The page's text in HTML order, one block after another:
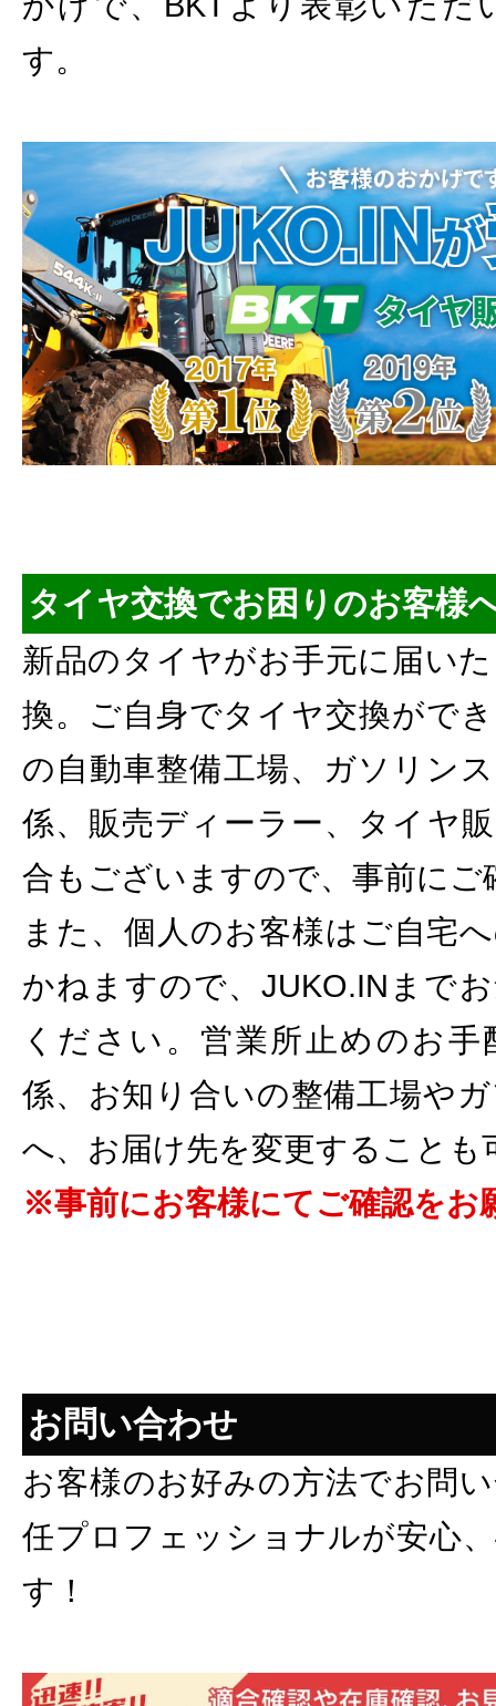
す。
タイヤ交換でお困りのお客様
新品のタイヤがお手元に届い
換。ご自身でタイヤ交換がで
の自動車整備工場、ガソリン
係、販売ディーラー、タイヤ
合もございますので、事前にご
また、個人のお客様はご自宅
かねますので、JUKO.INまで
ください。営業所止めのお
係、お知り合いの整備工場や
へ、お届け先を変更することも
※事前にお客様にてご確認をお
お問い合わせ
お客様のお好みの方法でお問
任プロフェッショナルが安心
す！